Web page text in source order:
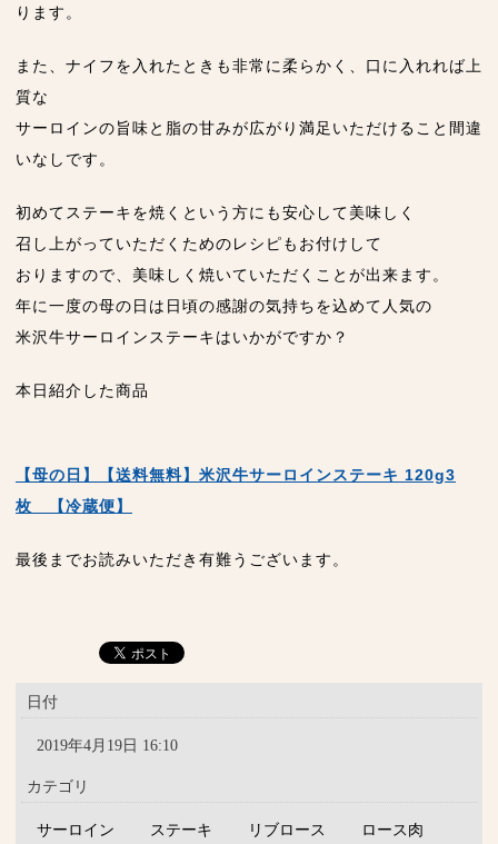
ります。
また、ナイフを入れたときも非常に柔らかく、口に入れれば上
質な
サーロインの旨味と脂の甘みが広がり満足いただけること間違
いなしです。
初めてステーキを焼くという方にも安心して美味しく
召し上がっていただくためのレシピもお付けして
おりますので、美味しく焼いていただくことが出来ます。
年に一度の母の日は日頃の感謝の気持ちを込めて人気の
米沢牛サーロインステーキはいかがですか？
本日紹介した商品
【母の日】【送料無料】米沢牛サーロインステーキ 120g3
枚 【冷蔵便】
最後までお読みいただき有難うございます。
日付
2019年4月19日 16:10
カテゴリ
サーロイン ステーキ リブロース
ロース肉